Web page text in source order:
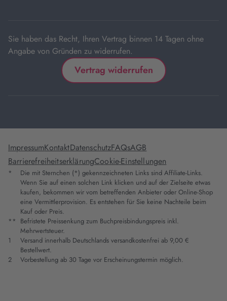
Sie haben das Recht, Ihren Vertrag binnen 14 Tagen ohne
Angabe von Gründen zu widerrufen.
Vertrag widerrufen
ImpressumKontaktDatenschutzFAQsAGB
BarrierefreiheitserklärungCookie-Einstellungen
*
Die mit Sternchen (*) gekennzeichneten Links sind Affiliate-Links.
Wenn Sie auf einen solchen Link klicken und auf der Zielseite etwas
kaufen, bekommen wir vom betreffenden Anbieter oder Online-Shop
eine Vermittlerprovision. Es entstehen für Sie keine Nachteile beim
Kauf oder Preis.
** Befristete Preissenkung zum Buchpreisbindungspreis inkl.
Mehrwertsteuer.
1
Versand innerhalb Deutschlands versandkostenfrei ab 9,00 €
Bestellwert.
2
Vorbestellung ab 30 Tage vor Erscheinungstermin möglich.